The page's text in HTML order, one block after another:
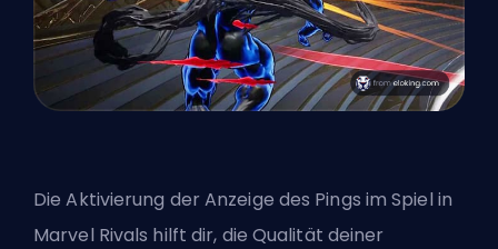
Die Aktivierung der Anzeige des Pings im Spiel in
Marvel Rivals hilft dir, die Qualität deiner